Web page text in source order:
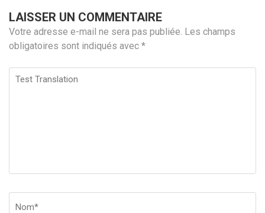
LAISSER UN COMMENTAIRE
Votre adresse e-mail ne sera pas publiée. Les champs
obligatoires sont indiqués avec *
Test